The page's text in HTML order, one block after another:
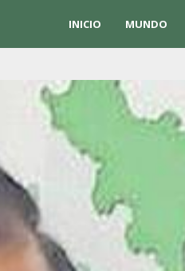
INICIO MUNDO